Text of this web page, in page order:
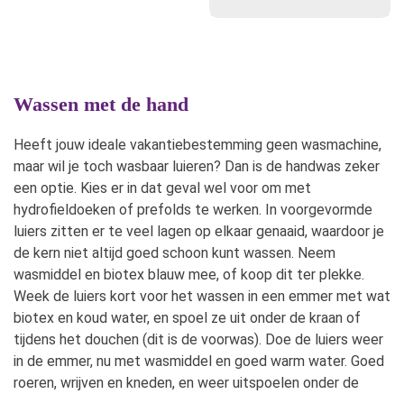
Wassen met de hand
Heeft jouw ideale vakantiebestemming geen wasmachine,
maar wil je toch wasbaar luieren? Dan is de handwas zeker
een optie. Kies er in dat geval wel voor om met
hydrofieldoeken of prefolds te werken. In voorgevormde
luiers zitten er te veel lagen op elkaar genaaid, waardoor je
de kern niet altijd goed schoon kunt wassen. Neem
wasmiddel en biotex blauw mee, of koop dit ter plekke.
Week de luiers kort voor het wassen in een emmer met wat
biotex en koud water, en spoel ze uit onder de kraan of
tijdens het douchen (dit is de voorwas). Doe de luiers weer
in de emmer, nu met wasmiddel en goed warm water. Goed
roeren, wrijven en kneden, en weer uitspoelen onder de